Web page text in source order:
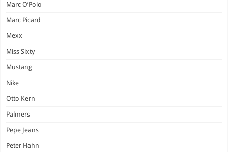
Marc O’Polo
Marc Picard
Mexx
Miss Sixty
Mustang
Nike
Otto Kern
Palmers
Pepe Jeans
Peter Hahn